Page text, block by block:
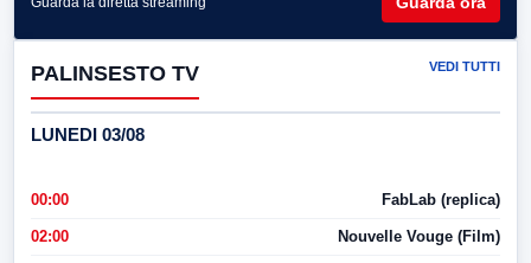
PALINSESTO TV VEDI TUTTI
LUNEDI 03/08
00:00 FabLab (replica)
02:00 Nouvelle Vouge (Film)